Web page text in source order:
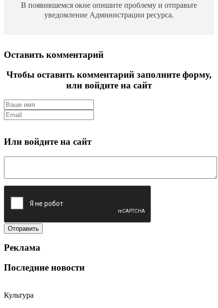
В появившемся окне опишите проблему и отправьте
уведомление Администрации ресурса.
Оставить комментарий
Чтобы оставить комментарий заполните форму,
или войдите на сайт
Или войдите на сайт
Реклама
Последние новости
Культура